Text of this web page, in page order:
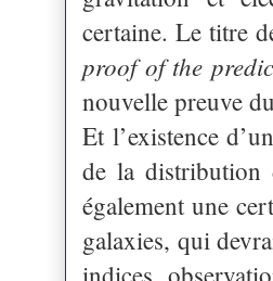
certaine. Le titre
proof of the
nouvelle preuve
Et l’existence
de la distribution
également une
galaxies, qui
indices